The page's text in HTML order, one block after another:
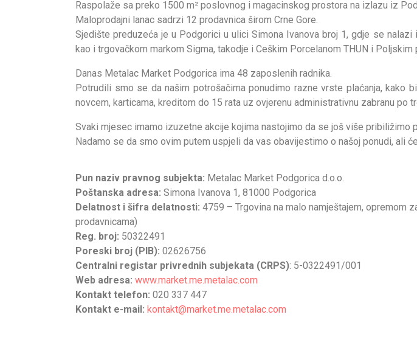
Raspolaže sa preko 1500 m² poslovnog i magacinskog prostora na izlazu iz
Maloprodajni lanac sadrzi 12 prodavnica širom Crne Gore.
Sjedište preduzeća je u Podgorici u ulici Simona Ivanova broj 1, gdje se
kao i trgovačkom markom Sigma, takodje i Ceškim Porcelanom THUN i Poljskim
Danas Metalac Market Podgorica ima 48 zaposlenih radnika.
Potrudili smo se da našim potrošačima ponudimo razne vrste plaćanja, kako
novcem, karticama, kreditom do 15 rata uz ovjerenu administrativnu zabranu
Svaki mjesec imamo izuzetne akcije kojima nastojimo da se još više pribiližimo
Nadamo se da smo ovim putem uspjeli da vas obavijestimo o našoj ponudi, ali
Pun naziv pravnog subjekta: Metalac Market Podgorica d.o.o.
Poštanska adresa: Simona Ivanova 1, 81000 Podgorica
Delatnost i šifra delatnosti: 4759 – Trgovina na malo namještajem,
prodavnicama)
Reg. broj: 50322491
Poreski broj (PIB): 02626756
Centralni registar privrednih subjekata (CRPS): 5-0322491/001
Web adresa: www.market.me.metalac.com
Kontakt telefon: 020 337 447
Kontakt e-mail: kontakt@market.me.metalac.com